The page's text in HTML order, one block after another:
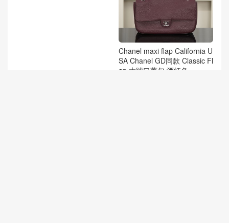
Chanel maxi flap California U
SA Chanel GD同款 Classic Fl
ap 大號口蓋包 酒紅色